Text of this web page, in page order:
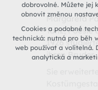
Margareta
Tanz,
1926
ihren
Sie
dobrovolné. Můžete jej
obnovit změnou
Cookies a podobné
technická: nutná pro běh
web používat a volitelná.
analytická a